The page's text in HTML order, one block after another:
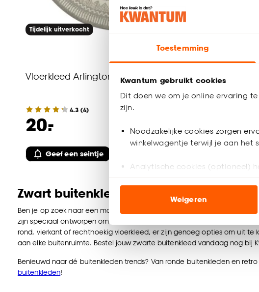
Toestemming
Kwantum gebruikt cookies
Dit doen we om je online ervaring
zijn.
Noodzakelijke cookies zorgen
winkelwagentje terwijl je aan het
Analytische cookies (optioneel)
ook buiten de website voor
Klik op ‘Ja, alles toestaan’ om
noodzakelijke cookies te
accepteren door op ‘Cookies
Weigeren
Tijdelijk uitverkocht
Vloerkleed Arlington Grijs
4.3 (4)
20.
-
Geef een seintje
Zwart buitenkleed kopen? Hebben we
Ben je op zoek naar een manier om extra sfeer en gezelligheid toe te
zijn speciaal ontworpen om jouw terras, balkon of tuin een stijlvolle
rond, vierkant of rechthoekig vloerkleed, er zijn genoeg opties om uit
aan elke buitenruimte. Bestel jouw zwarte buitenkleed vandaag nog bij
Benieuwd naar dé buitenkleden trends? Van ronde buitenkleden en
buitenkleden!